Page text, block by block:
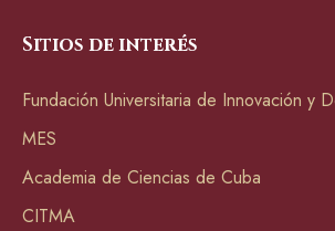
Sitios de interés
Fundación Universitaria de Innovación y
MES
Academia de Ciencias de Cuba
CITMA